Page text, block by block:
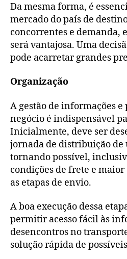
Da mesma forma, é
mercado do país de
concorrentes e demanda,
será vantajosa. Uma
pode acarretar grandes
Organização
A gestão de informações
negócio é indispensável
Inicialmente, deve ser
jornada de distribuição de
tornando possível,
condições de frete e
as etapas de envio.
A boa execução dessa
permitir acesso fácil às
desencontros no
solução rápida de